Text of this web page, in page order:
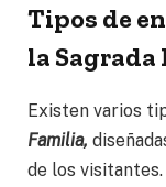
Tipos de
la
Existen varios
Familia,
de los